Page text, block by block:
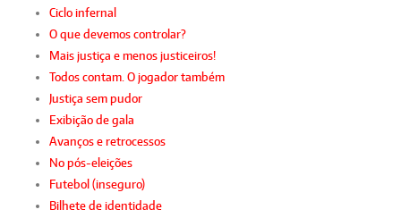
Ciclo infernal
O que devemos controlar?
Mais justiça e menos justiceiros!
Todos contam. O jogador também
Justiça sem pudor
Exibição de gala
Avanços e retrocessos
No pós-eleições
Futebol (inseguro)
Bilhete de identidade